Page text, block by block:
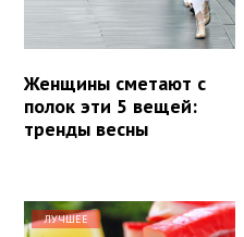
Женщины сметают с
полок эти 5 вещей:
тренды весны
ЛУЧШЕЕ